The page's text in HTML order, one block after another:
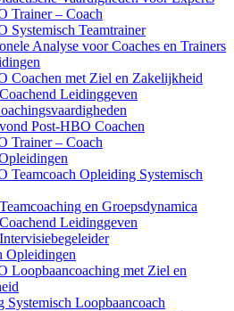
Trainer – Coach
Systemisch Teamtrainer
Analyse voor Coaches en Trainers
Coachen met Ziel en Zakelijkheid
Leidinggeven
Post-HBO Coachen
Trainer – Coach
Teamcoach Opleiding Systemisch
en Groepsdynamica
Leidinggeven
Opleidingen
Loopbaancoaching met Ziel en
Systemisch Loopbaancoach